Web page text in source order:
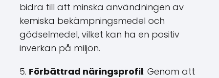
bidra till att minska användningen av
kemiska bekämpningsmedel och
gödselmedel, vilket kan ha en positiv
inverkan på miljön.
5. Förbättrad näringsprofil: Genom att